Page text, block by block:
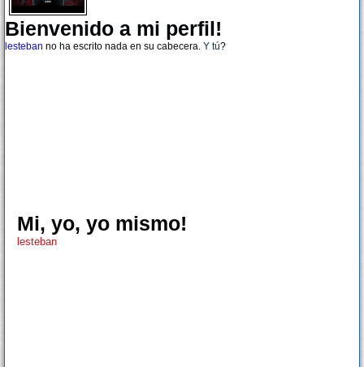
Bienvenido a mi perfil!
lesteban no ha escrito nada en su cabecera. Y tú?
Mi, yo, yo mismo!
lesteban